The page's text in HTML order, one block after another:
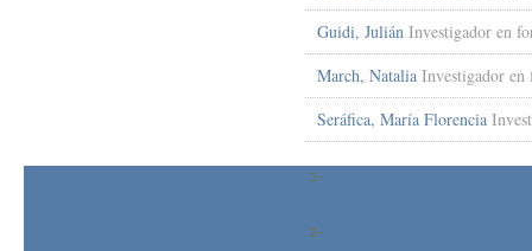
Guidi, Julián Investigador en
March, Natalia Investigador en
Seráfica, María Florencia